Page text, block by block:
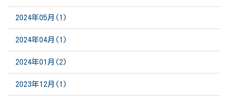
2024年05月(1)
2024年04月(1)
2024年01月(2)
2023年12月(1)